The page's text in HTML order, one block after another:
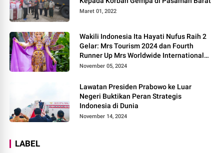
Maret 01, 2022
Wakili Indonesia Ita Hayati Nufus Raih 2
Gelar: Mrs Tourism 2024 dan Fourth
Runner Up Mrs Worldwide International
2024, di Pemilihan Mrs Worldwide 2024
November 05, 2024
Lawatan Presiden Prabowo ke Luar
Negeri Buktikan Peran Strategis
Indonesia di Dunia
November 14, 2024
LABEL